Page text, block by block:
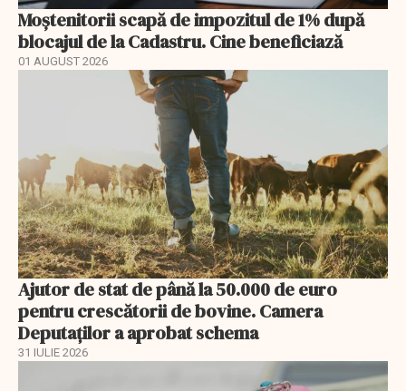
Moștenitorii scapă de impozitul de 1% după
blocajul de la Cadastru. Cine beneficiază
01 AUGUST 2026
Ajutor de stat de până la 50.000 de euro
pentru crescătorii de bovine. Camera
Deputaților a aprobat schema
31 IULIE 2026